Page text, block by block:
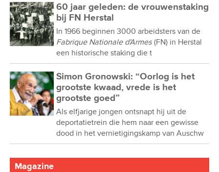
60 jaar geleden: de vrouwenstaking
bij FN Herstal
In 1966 beginnen 3000 arbeidsters van de
Fabrique Nationale d'Armes (FN) in Herstal
een historische staking die t
Simon Gronowski: “Oorlog is het
grootste kwaad, vrede is het
grootste goed”
Als elfjarige jongen ontsnapt hij uit de
deportatietrein die hem naar een gewisse
dood in het vernietigingskamp van Auschw
Magazine